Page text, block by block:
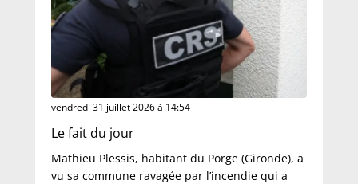
vendredi 31 juillet 2026 à 14:54
Le fait du jour
Mathieu Plessis, habitant du Porge (Gironde), a
vu sa commune ravagée par l’incendie qui a